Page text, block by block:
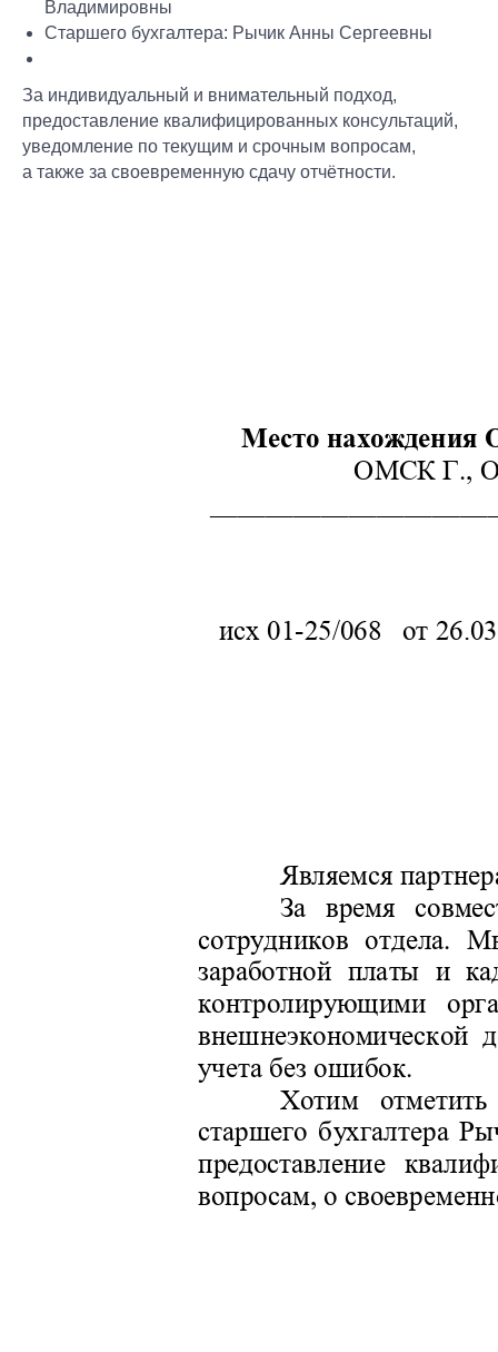
Владимировны
Старшего бухгалтера: Рычик Анны Сергеевны
За индивидуальный и внимательный подход,
предоставление квалифицированных консультаций,
уведомление по текущим и срочным вопросам,
а также за своевременную сдачу отчётности.